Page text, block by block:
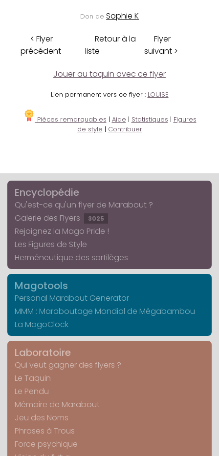
Don de Sophie K
< Flyer
précédent
Retour à la
liste
Flyer
suivant >
Jouer au taquin avec ce flyer
Lien permanent vers ce flyer : LOUISE
Pièces remarquables | Aide | Statistiques | Figures
de style | Contribuer
Encyclopédie
Qu'est-ce qu'un flyer de Marabout ?
Galerie des Flyers
3025
Rejoignez la Mago Pride !
Les Figures de Style
Herméneutique des sortilèges
Magotools
Personal Marabout Generator
MMM : Maraboutage Mondial de Mégabambou
La MagoClock
Laboratoire
Qui veut gagner des flyers ?
Le Taquin
Le Pendu
Mémoire de Marabout
Jeu des Noms
Phrases à Trous
Force psychique